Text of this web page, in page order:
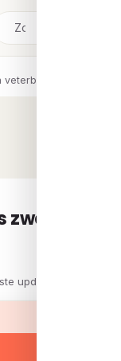
zwart
update